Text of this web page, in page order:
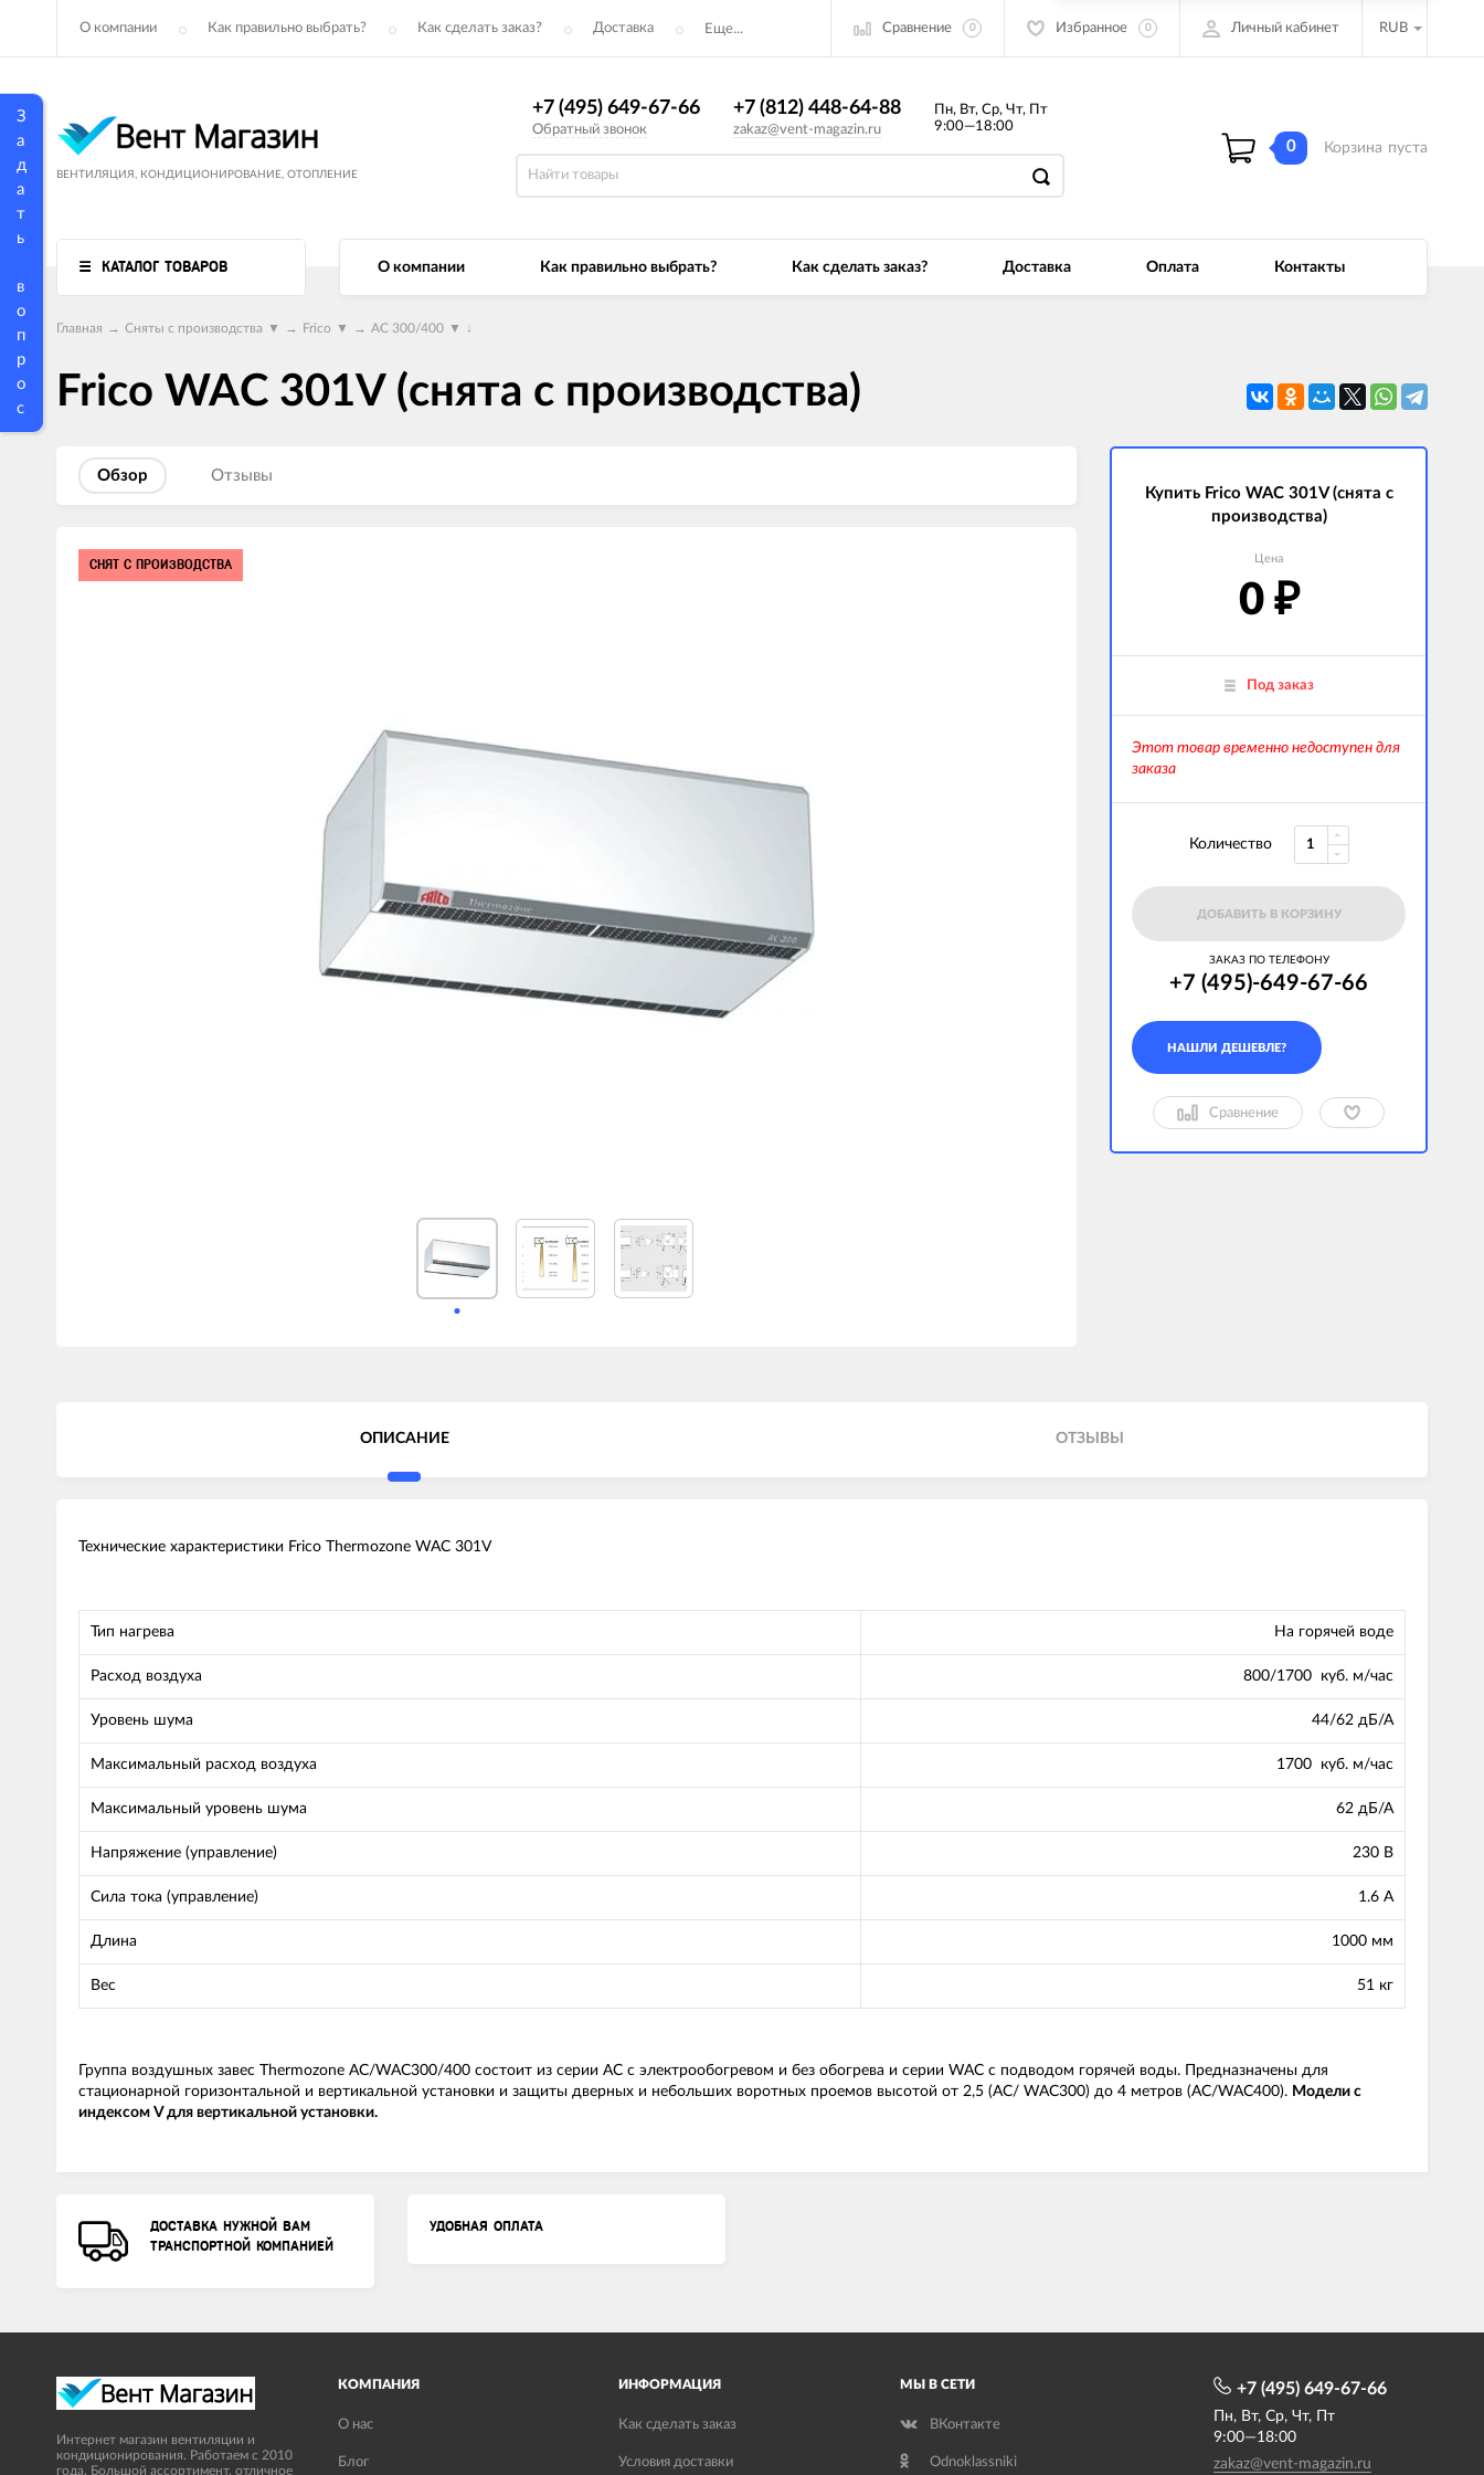
З
а
д
а
т
ь
в
о
п
р
о
с
О компании Как правильно выбрать? Как сделать заказ? Доставка Еще... Сравнение 0 Избранное 0 Личный кабинет RUB
ВЕНТИЛЯЦИЯ, КОНДИЦИОНИРОВАНИЕ, ОТОПЛЕНИЕ
+7 (495) 649-67-66
Обратный звонок
+7 (812) 448-64-88
zakaz@vent-magazin.ru
Пн, Вт, Ср, Чт, Пт
9:00—18:00
0 Корзина пуста
КАТАЛОГ ТОВАРОВ О компании Как правильно выбрать? Как сделать заказ? Доставка Оплата Контакты
Главная → Сняты с производства ▼ → Frico ▼ → AC 300/400 ▼ ↓
Frico WAC 301V (снята с производства)
Обзор Отзывы
товаров
СНЯТ С ПРОИЗВОДСТВА
Купить Frico WAC 301V (снята с
производства)
Цена
0 ₽
Под заказ
Этот товар временно недоступен для
заказа
Количество
ДОБАВИТЬ В КОРЗИНУ
ЗАКАЗ ПО ТЕЛЕФОНУ
+7 (495)-649-67-66
Сравнение
ОПИСАНИЕ ОТЗЫВЫ
Технические характеристики Frico Thermozone WAC 301V
Тип нагрева На горячей воде
Расход воздуха 800/1700 куб. м/час
Уровень шума 44/62 дБ/А
Максимальный расход воздуха 1700 куб. м/час
Максимальный уровень шума 62 дБ/А
Напряжение (управление) 230 В
Сила тока (управление) 1.6 А
Длина 1000 мм
Вес 51 кг
Группа воздушных завес Thermozone AC/WAC300/400 состоит из серии АС с электрообогревом и без обогрева и серии WAC с подводом горячей воды. Предназначены для
стационарной горизонтальной и вертикальной установки и защиты дверных и небольших воротных проемов высотой от 2,5 (АС/ WAC300) до 4 метров (АС/WAC400). Модели с
индексом V для вертикальной установки.
ДОСТАВКА НУЖНОЙ ВАМ
ТРАНСПОРТНОЙ КОМПАНИЕЙ
УДОБНАЯ ОПЛАТА
Интернет магазин вентиляции и
кондиционирования. Работаем с 2010
года. Большой ассортимент, отличное
КОМПАНИЯ
О нас
Блог
ИНФОРМАЦИЯ
Как сделать заказ
Условия доставки
МЫ В СЕТИ
ВКонтакте
Odnoklassniki
+7 (495) 649-67-66
Пн, Вт, Ср, Чт, Пт
9:00—18:00
zakaz@vent-magazin.ru